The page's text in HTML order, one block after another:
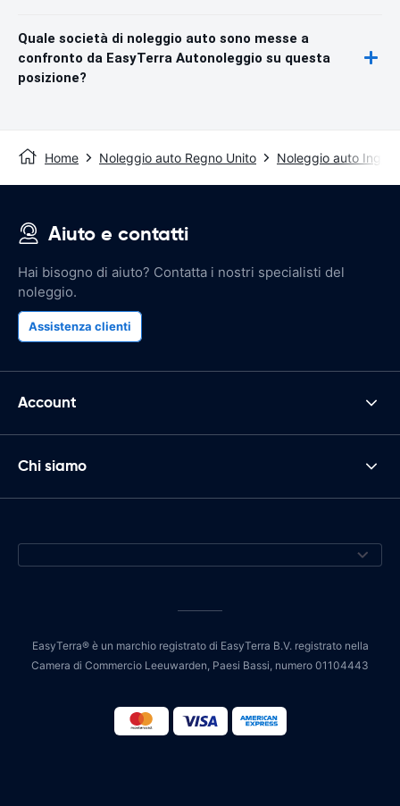
Quale società di noleggio auto sono messe a
confronto da EasyTerra Autonoleggio su questa
posizione?
Home Noleggio auto Regno Unito Noleggio auto
Aiuto e contatti
Hai bisogno di aiuto? Contatta i nostri specialisti del
noleggio.
Assistenza clienti
Account
Chi siamo
EasyTerra® è un marchio registrato di EasyTerra B.V. registrato nella
Camera di Commercio Leeuwarden, Paesi Bassi, numero 01104443